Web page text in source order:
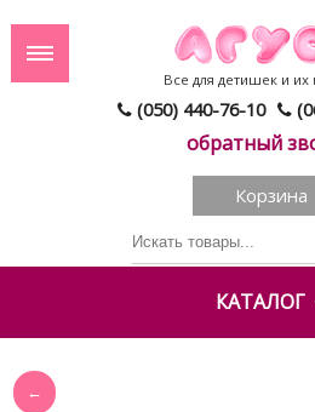
(050) 440-76-10
обратный
Все для детишек и
Корзина
КАТАЛОГ